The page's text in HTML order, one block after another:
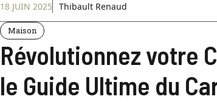
18 JUIN 2025 Thibault Renaud
Maison
Révolutionnez votre
le Guide Ultime du